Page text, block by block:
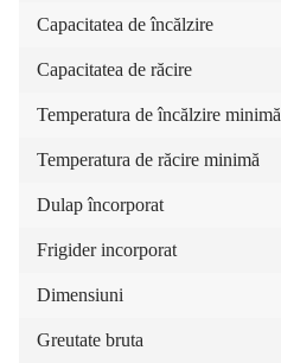
Capacitatea de încălzire
Capacitatea de răcire
Temperatura de încălzire minimă
Temperatura de răcire minimă
Dulap încorporat
Frigider incorporat
Dimensiuni
Greutate bruta